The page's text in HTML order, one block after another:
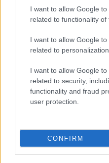
I want to allow Google
related to functionality of
I want to allow Google
related to personalization.
I want to allow Google
related to security,
functionality and fraud
user protection.
CONFIRM
Feövenyessy Gerincközpont és
Az orvostudomány
napról-napra színesebb
gyógyítását megcélzó
egyre több módszer áll
segítségével
Önök) panaszait.
nélkül a…